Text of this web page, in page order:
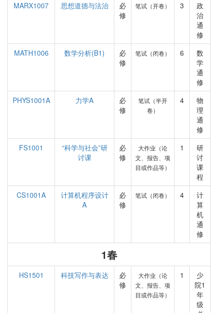
MARX1007
思想道德与法治
必
修
笔试（开卷） 3
政
治
通
修
MATH1006
数学分析(B1)
必
修
笔试（闭卷） 6
数
学
通
修
PHYS1001A
力学A
必
修
笔试（半开
卷）
4
物
理
通
修
FS1001
“科学与社会”研
讨课
必
修
大作业（论
文、报告、项
目或作品等）
1
研
讨
课
程
CS1001A
计算机程序设计
A
必
修
笔试（闭卷） 4
计
算
机
通
修
1春
HS1501 科技写作与表达
必
修
大作业（论
文、报告、项
目或作品等）
1
少
院1
年
级